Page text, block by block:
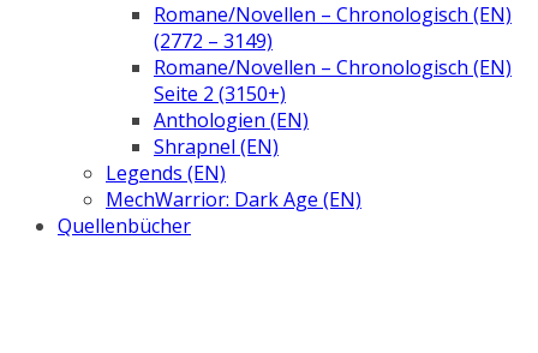
Romane/Novellen – Chronologisch (EN)
(2772 – 3149)
Romane/Novellen – Chronologisch (EN)
Seite 2 (3150+)
Anthologien (EN)
Shrapnel (EN)
Legends (EN)
MechWarrior: Dark Age (EN)
Quellenbücher